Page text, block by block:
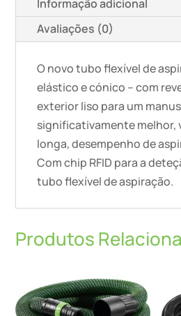
Informação adicional
Avaliações (0)
O novo tubo flexível de
elástico e cónico – com
exterior liso para um
significativamente melhor,
longa, desempenho de
Com chip RFID para a
tubo flexível de aspiração.
Produtos